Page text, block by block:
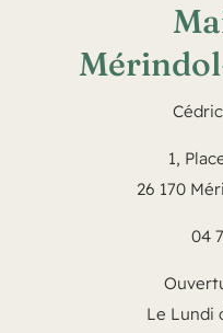
1,
26 170
04
Le Lundi